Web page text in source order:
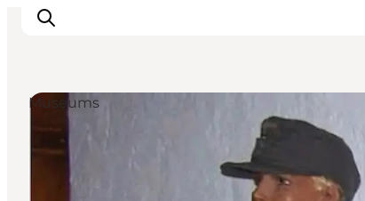
Ispirazioni
Dove andare
Museums